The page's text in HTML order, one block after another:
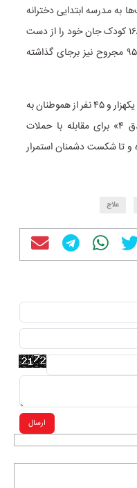
به مدرسه ابتدایی دخترانه
شجره طیبه در میناب استان هرمزگان، ۱۶۸ کودک جان خود را از دست
داده و به شهادت رسیدند. این حادثه ۹۵ مجروح نیز برجای گذاشته
این حملات همچنان ادامه دارد و تاکنون یکهزار و ۴۵ نفر از هموطنان به
شهادت رسیده‌اند. عملیات‌ «وعده صادق ۴» برای مقابله با حملات
و تا شکست دشمنان استمرار
علاج
ارسال